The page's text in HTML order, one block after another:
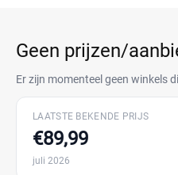
Geen prijzen/
Er zijn momenteel geen winkels
LAATSTE BEKENDE PRIJS
€89,99
juli 2026